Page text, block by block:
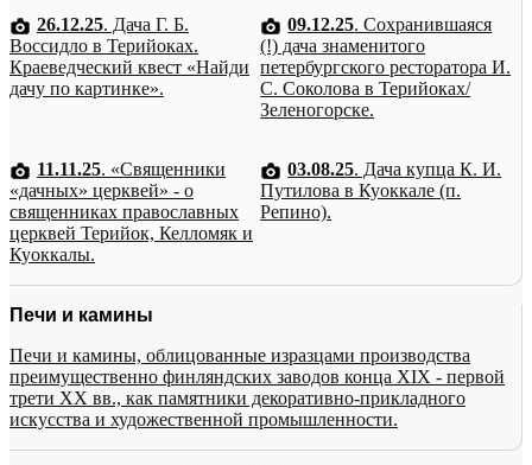
26.12.25. Дача Г. Б.
Воссидло в Терийоках.
Краеведческий квест «Найди
дачу по картинке».
09.12.25. Сохранившаяся
(!) дача знаменитого
петербургского ресторатора И.
С. Соколова в Терийоках/
Зеленогорске.
11.11.25. «Священники
«дачных» церквей» - о
священниках православных
церквей Терийок, Келломяк и
Куоккалы.
03.08.25. Дача купца К. И.
Путилова в Куоккале (п.
Репино).
Печи и камины
Печи и камины, облицованные изразцами производства
преимущественно финляндских заводов конца XIX - первой
трети XX вв., как памятники декоративно-прикладного
искусства и художественной промышленности.